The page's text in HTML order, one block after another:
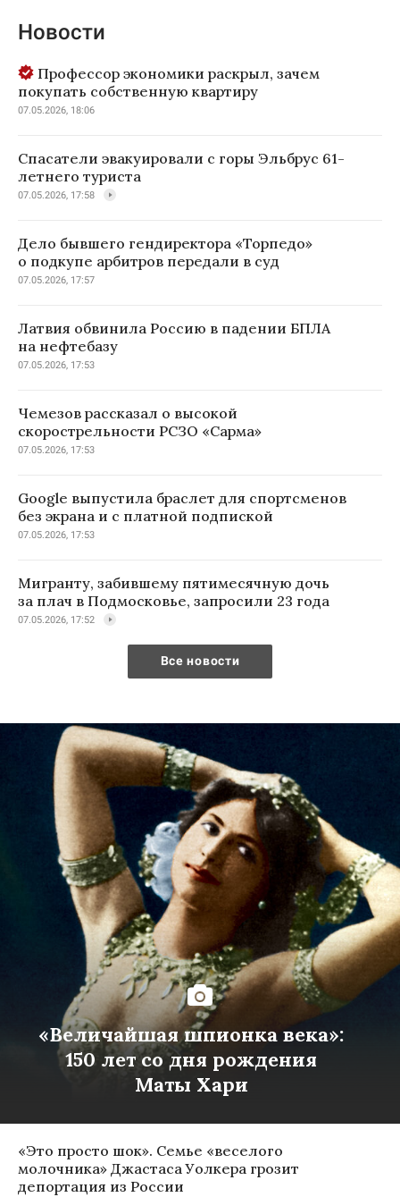
Новости
Профессор экономики раскрыл, зачем
покупать собственную квартиру
07.05.2026, 18:06
Спасатели эвакуировали с горы Эльбрус 61-
летнего туриста
07.05.2026, 17:58
Дело бывшего гендиректора «Торпедо»
о подкупе арбитров передали в суд
07.05.2026, 17:57
Латвия обвинила Россию в падении БПЛА
на нефтебазу
07.05.2026, 17:53
Чемезов рассказал о высокой
скорострельности РСЗО «Сарма»
07.05.2026, 17:53
Google выпустила браслет для спортсменов
без экрана и с платной подпиской
07.05.2026, 17:53
Мигранту, забившему пятимесячную дочь
за плач в Подмосковье, запросили 23 года
07.05.2026, 17:52
Все новости
«Величайшая шпионка века»:
150 лет со дня рождения
Маты Хари
«Это просто шок». Семье «веселого
молочника» Джастаса Уолкера грозит
депортация из России